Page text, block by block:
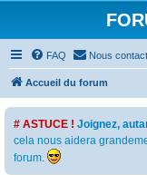
FAQ Nous
Accueil du forum
# ASTUCE ! Joignez,
cela nous aidera
forum.